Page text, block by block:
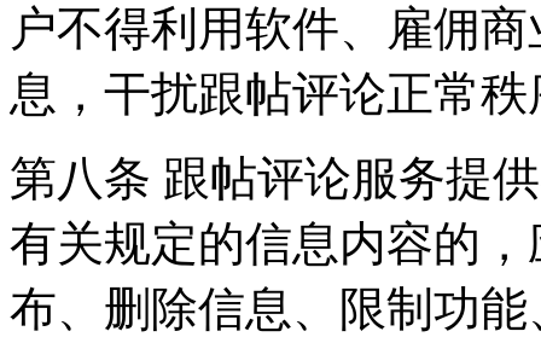
户不得利用软件、雇佣
息，干扰跟帖评论正常
第八条 跟帖评论服务提
有关规定的信息内容的
布、删除信息、限制功